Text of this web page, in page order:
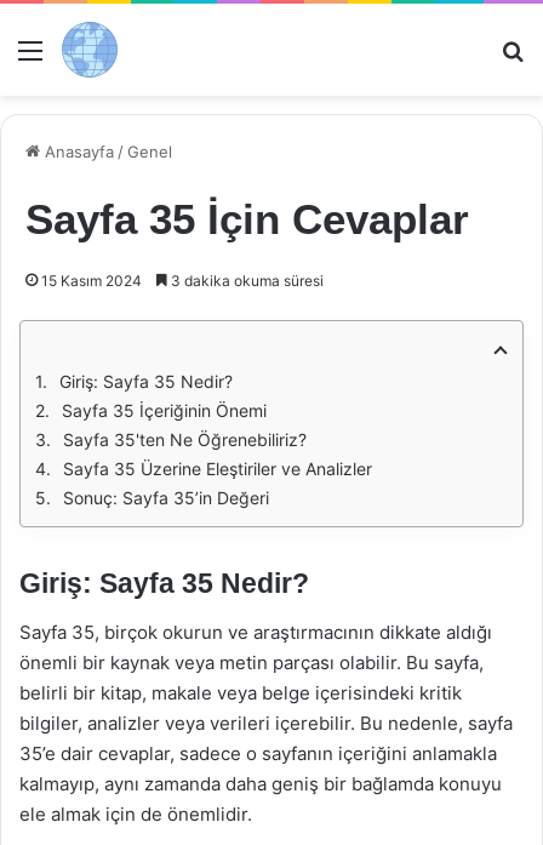
Menü
Anasayfa /Genel
Sayfa 35 İçin Cevaplar
15 Kasım 2024 3 dakika okuma süresi
Giriş: Sayfa 35 Nedir?
Sayfa 35 İçeriğinin Önemi
Sayfa 35'ten Ne Öğrenebiliriz?
Sayfa 35 Üzerine Eleştiriler ve Analizler
Sonuç: Sayfa 35’in Değeri
Giriş: Sayfa 35 Nedir?
Sayfa 35, birçok okurun ve araştırmacının dikkate aldığı
önemli bir kaynak veya metin parçası olabilir. Bu sayfa,
belirli bir kitap, makale veya belge içerisindeki kritik
bilgiler, analizler veya verileri içerebilir. Bu nedenle, sayfa
35’e dair cevaplar, sadece o sayfanın içeriğini anlamakla
kalmayıp, aynı zamanda daha geniş bir bağlamda konuyu
ele almak için de önemlidir.